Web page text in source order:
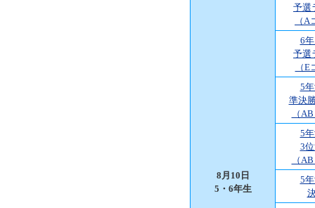
8月10日
5・6年生
予選
（
6
予選
（
5
準決
（
5
3
（
5